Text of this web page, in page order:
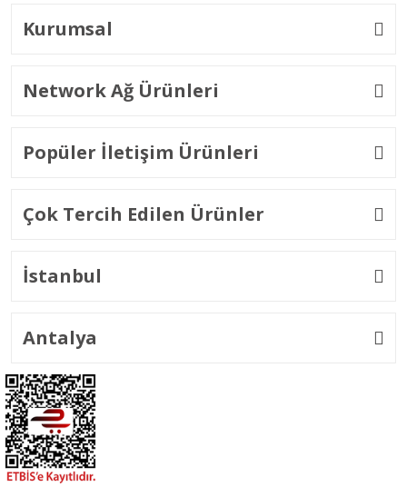
Kurumsal
Network Ağ Ürünleri
Popüler İletişim Ürünleri
Çok Tercih Edilen Ürünler
İstanbul
Antalya